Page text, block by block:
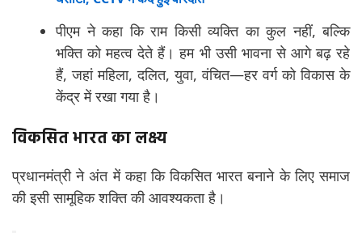
पीएम ने कहा कि राम किसी व्यक्ति का कुल नहीं, बल्कि
भक्ति को महत्व देते हैं। हम भी उसी भावना से आगे बढ़ रहे
हैं, जहां महिला, दलित, युवा, वंचित—हर वर्ग को विकास के
केंद्र में रखा गया है।
विकसित भारत का लक्ष्य
प्रधानमंत्री ने अंत में कहा कि विकसित भारत बनाने के लिए समाज
की इसी सामूहिक शक्ति की आवश्यकता है।